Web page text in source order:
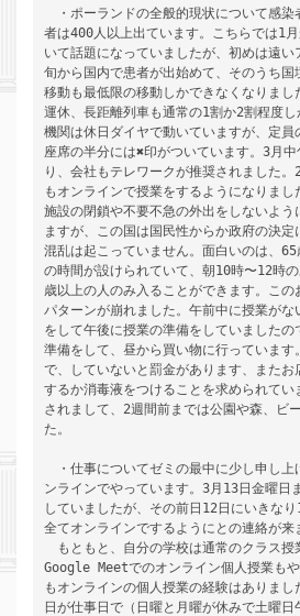
・ポーランドの全般的現状について感染
者は400人以上出ています。こちらでは1
いて話題になっていましたが、初めは遠
旬から国内で患者が出始めて、そのうち
移動も最低限の移動しかできなくなりまし
運休、長距離列車も通常の1割か2割程度
機関は休日ダイヤで動いていますが、定員
座席の半分には✖︎印がついています。3月
り、会社もテレワークが推奨されました
もオンラインで授業をするようになりま
施設の閉鎖や不要不急の外出をしないよ
ますが、この国は国民性からか政府の決
混乱は起こっていません。面白いのは、
の時間が設けられていて、朝10時〜12時
歳以上の人のみ入ることができます。こ
パターンが崩れました。午前中に授業がな
をして午後に授業の準備をしていました
準備をして、昼から買い物に行っています
で、していないと罰金があります、またお
するか消毒液をつけることを求められてい
されまして、2週間前までは公園や森、ビ
た。
・仕事についてゼミの最中に少し申し上
ンラインでやっています。3月13日金曜日
していましたが、その前日12日にいきな
全てオンラインでするようにとの連絡が来
もともと、自分の学校は通常のクラス授
Google Meetでのオンライン個人授業も
もオンラインの個人授業の経験はありま
日が仕事日で（日曜と月曜が休みで土曜